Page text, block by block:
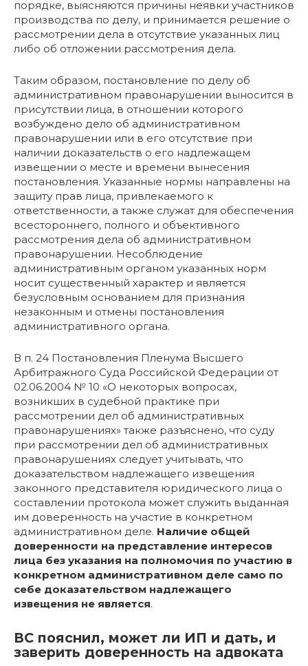
порядке, выясняются причины неявки участников
производства по делу, и принимается решение о
рассмотрении дела в отсутствие указанных лиц
либо об отложении рассмотрения дела.
Таким образом, постановление по делу об
административном правонарушении выносится в
присутствии лица, в отношении которого
возбуждено дело об административном
правонарушении или в его отсутствие при
наличии доказательств о его надлежащем
извещении о месте и времени вынесения
постановления. Указанные нормы направлены на
защиту прав лица, привлекаемого к
ответственности, а также служат для обеспечения
всестороннего, полного и объективного
рассмотрения дела об административном
правонарушении. Несоблюдение
административным органом указанных норм
носит существенный характер и является
безусловным основанием для признания
незаконным и отмены постановления
административного органа.
В п. 24 Постановления Пленума Высшего
Арбитражного Суда Российской Федерации от
02.06.2004 № 10 «О некоторых вопросах,
возникших в судебной практике при
рассмотрении дел об административных
правонарушениях» также разъяснено, что суду
при рассмотрении дел об административных
правонарушениях следует учитывать, что
доказательством надлежащего извещения
законного представителя юридического лица о
составлении протокола может служить выданная
им доверенность на участие в конкретном
административном деле. Наличие общей
доверенности на представление интересов
лица без указания на полномочия по участию в
конкретном административном деле само по
себе доказательством надлежащего
извещения не является.
ВС пояснил, может ли ИП и дать, и
заверить доверенность на адвоката